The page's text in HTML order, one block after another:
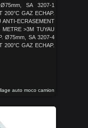
SA 3207-1
200°C GAZ ECHAP.
ECRASEMENT
>3M TUYAU
Ø75mm, SA 3207-4
200°C GAZ ECHAP.
auto moco camion